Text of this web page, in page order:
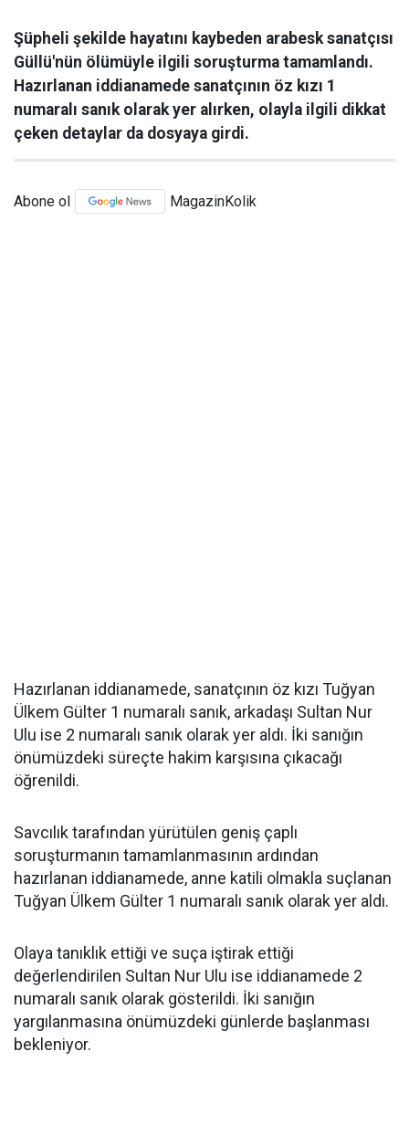
Şüpheli şekilde hayatını kaybeden arabesk sanatçısı
Güllü'nün ölümüyle ilgili soruşturma tamamlandı.
Hazırlanan iddianamede sanatçının öz kızı 1
numaralı sanık olarak yer alırken, olayla ilgili dikkat
çeken detaylar da dosyaya girdi.
Abone ol MagazinKolik
Hazırlanan iddianamede, sanatçının öz kızı Tuğyan
Ülkem Gülter 1 numaralı sanık, arkadaşı Sultan Nur
Ulu ise 2 numaralı sanık olarak yer aldı. İki sanığın
önümüzdeki süreçte hakim karşısına çıkacağı
öğrenildi.
Savcılık tarafından yürütülen geniş çaplı
soruşturmanın tamamlanmasının ardından
hazırlanan iddianamede, anne katili olmakla suçlanan
Tuğyan Ülkem Gülter 1 numaralı sanık olarak yer aldı.
Olaya tanıklık ettiği ve suça iştirak ettiği
değerlendirilen Sultan Nur Ulu ise iddianamede 2
numaralı sanık olarak gösterildi. İki sanığın
yargılanmasına önümüzdeki günlerde başlanması
bekleniyor.